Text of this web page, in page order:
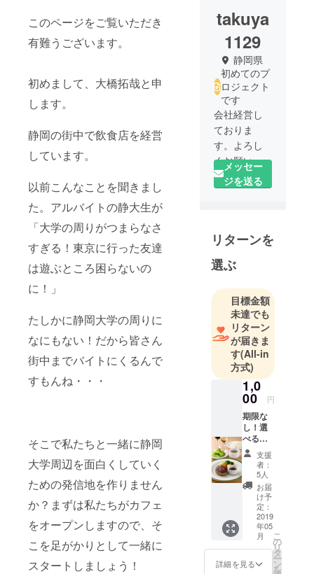
このページをご覧いただき
有難うございます。
初めまして、大橋拓哉と申
します。
静岡の街中で飲食店を経営
しています。
以前こんなことを聞きまし
た。アルバイトの静大生が
「大学の周りがつまらなさ
すぎる！東京に行った友達
は遊ぶところ困らないの
に！」
たしかに静岡大学の周りに
なにもない！だから皆さん
街中までバイトにくるんで
すもんね・・・
そこで私たちと一緒に静岡
大学周辺を面白くしていく
ための発信地を作りません
か？まずは私たちがカフェ
をオープンしますので、そ
こを足がかりとして一緒に
スタートしましょう！
takuya
1129
静岡県
初めてのプ
ロジェクト
です
会社経営し
ておりま
す。よろし
くお願いし
ます。
メッセー
ジを送る
リターンを
選ぶ
目標金額
未達でも
リターン
が届きま
す(All-in
方式)
1,0
00 円
期限な
し！選
べるラ
ンチ定
食券 ※
ランチ
タイム
の11時
~14時ま
でのご
注文の
みの対
応とさ
せてい
支援
者：
5人
お届
け予
定：
2019
年05
月
詳細を見る
こ
の
リ
タ
ー
ン
を